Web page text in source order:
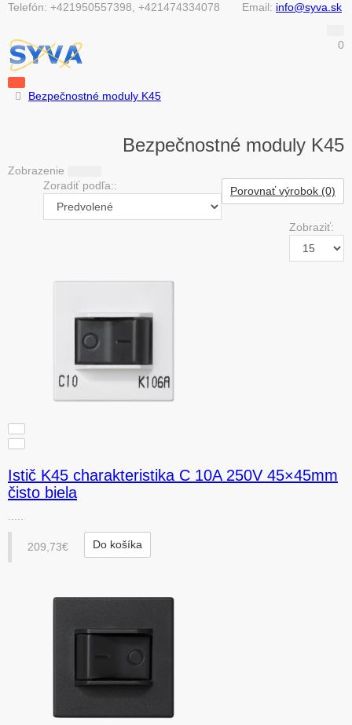
Telefón: +421950557398, +421474334078 Email: info@syva.sk
0
Bezpečnostné moduly K45
Bezpečnostné moduly K45
Zobrazenie
Porovnať výrobok (0)
Zoradiť podľa::
Zobraziť:
Istič K45 charakteristika C 10A 250V 45×45mm
čisto biela
209,73€ Do košíka